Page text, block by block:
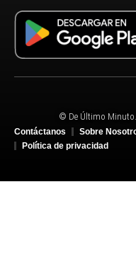
© De Último
Contáctanos
Sobre
Política de privacidad